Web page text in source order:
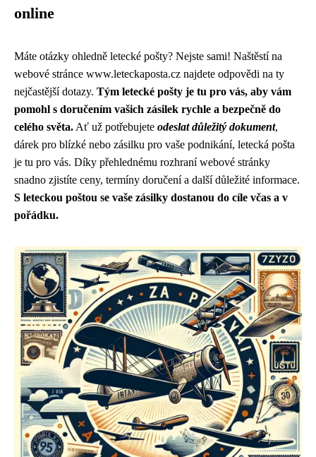
online
Máte otázky ohledně letecké pošty? Nejste sami! Naštěstí na
webové stránce www.leteckaposta.cz najdete odpovědi na ty
nejčastější dotazy. Tým letecké pošty je tu pro vás, aby vám
pomohl s doručením vašich zásilek rychle a bezpečně do
celého světa. Ať už potřebujete odeslat důležitý dokument,
dárek pro blízké nebo zásilku pro vaše podnikání, letecká pošta
je tu pro vás. Díky přehlednému rozhraní webové stránky
snadno zjistíte ceny, termíny doručení a další důležité informace.
S leteckou poštou se vaše zásilky dostanou do cíle včas a v
pořádku.